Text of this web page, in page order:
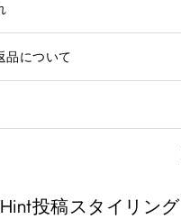
品について
投稿スタイリング